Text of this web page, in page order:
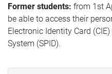
Former students: from 1st
be able to access their
Electronic Identity Card
System (SPID).